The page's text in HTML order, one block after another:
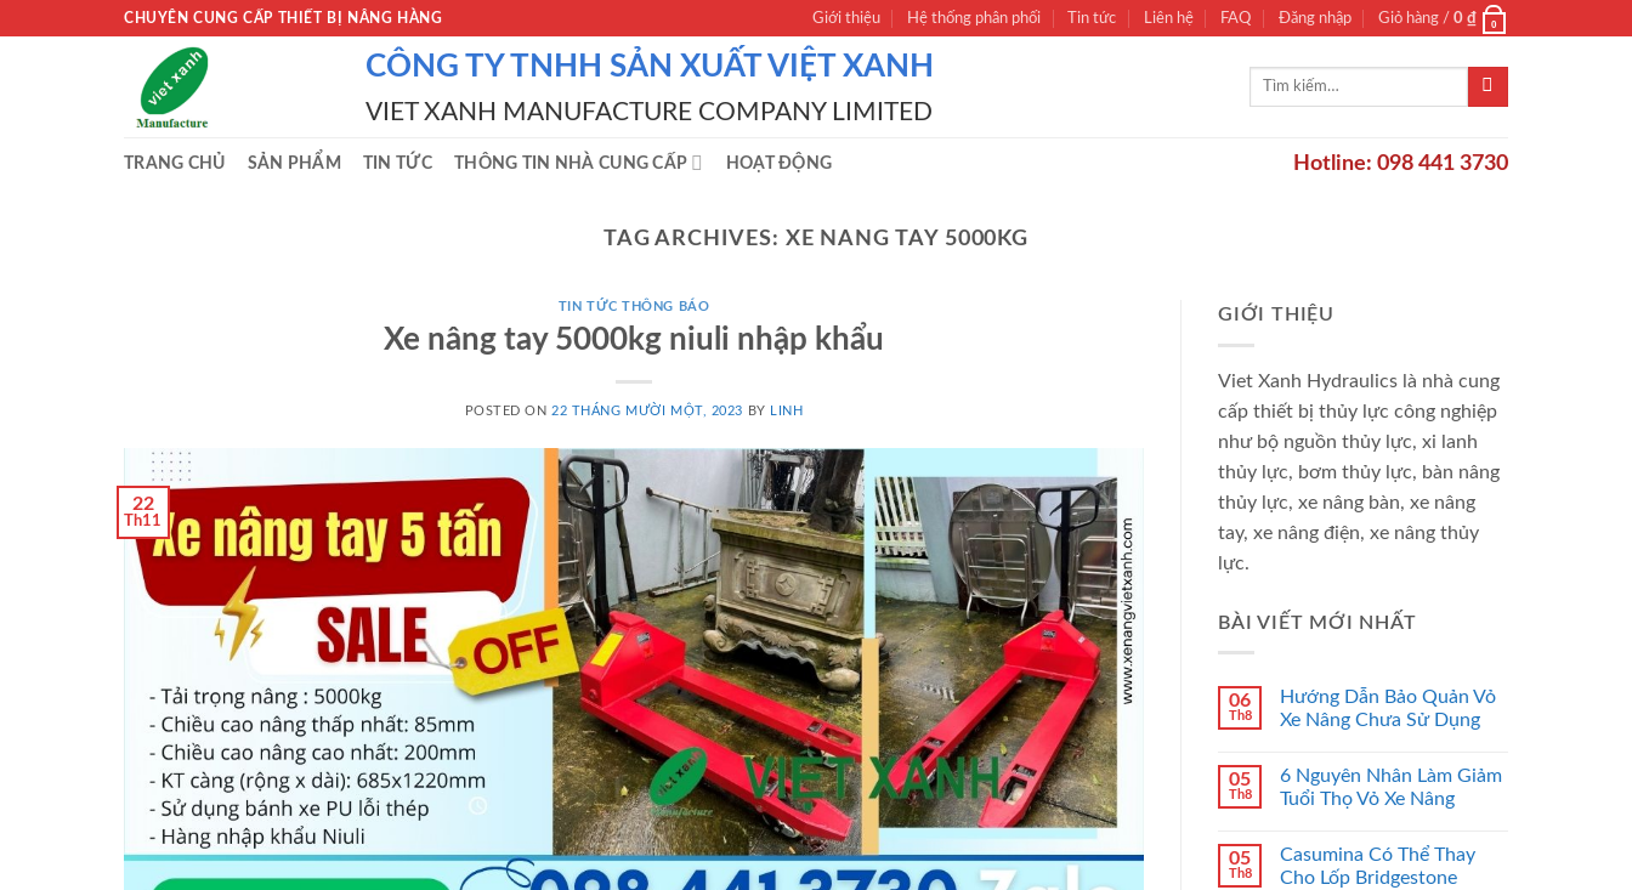
CHUYÊN CUNG CẤP THIẾT BỊ NÂNG HÀNG Giới thiệu Hệ thống phân phối Tin tức Liên hệ FAQ Đăng nhập Giỏ hàng / 0 ₫ 0
CÔNG TY TNHH SẢN XUẤT VIỆT XANH
VIET XANH MANUFACTURE COMPANY LIMITED
Tìm
TRANG CHỦ SẢN PHẨM TIN TỨC THÔNG TIN NHÀ CUNG CẤP HOẠT ĐỘNG Hotline: 098 441 3730
TAG ARCHIVES: XE NANG TAY 5000KG
TIN TỨC THÔNG BÁO
Xe nâng tay 5000kg niuli nhập khẩu
POSTED ON 22 THÁNG MƯỜI MỘT, 2023 BY LINH
22
Th11
GIỚI THIỆU
Viet Xanh Hydraulics là nhà cung
cấp thiết bị thủy lực công nghiệp
như bộ nguồn thủy lực, xi lanh
thủy lực, bơm thủy lực, bàn nâng
thủy lực, xe nâng bàn, xe nâng
tay, xe nâng điện, xe nâng thủy
lực.
BÀI VIẾT MỚI NHẤT
06
Th8
Hướng Dẫn Bảo Quản Vỏ
Xe Nâng Chưa Sử Dụng
05
Th8
6 Nguyên Nhân Làm Giảm
Tuổi Thọ Vỏ Xe Nâng
05
Th8
Casumina Có Thể Thay
Cho Lốp Bridgestone